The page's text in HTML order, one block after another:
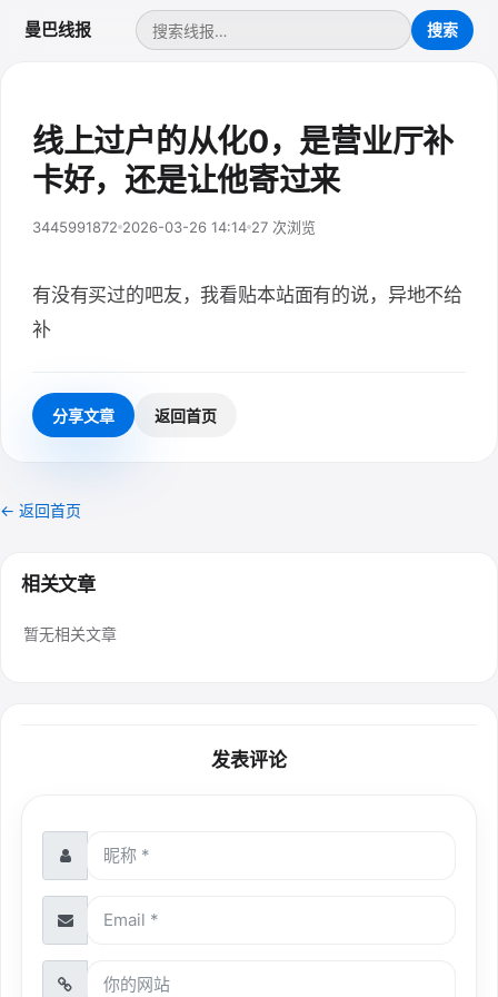
曼巴线报
线上过户的从化0，是营业厅补
卡好，还是让他寄过来
3445991872 2026-03-26 14:14 27 次浏览
有没有买过的吧友，我看贴本站面有的说，异地不给
补
分享文章 返回首页
← 返回首页
相关文章
暂无相关文章
发表评论